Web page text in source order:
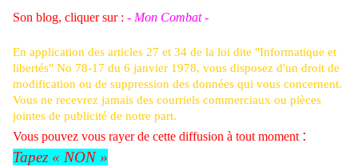
Son blog, cliquer sur : - Mon Combat -
En application des articles 27 et 34 de la loi dite "Informatique et
libertés" No 78-17 du 6 janvier 1978, vous disposez d'un droit de
modification ou de suppression des données qui vous concernent.
Vous ne recevrez jamais des courriels commerciaux ou pièces
jointes de publicité de notre part.
Vous pouvez vous rayer de cette diffusion à tout moment :
Tapez « NON »